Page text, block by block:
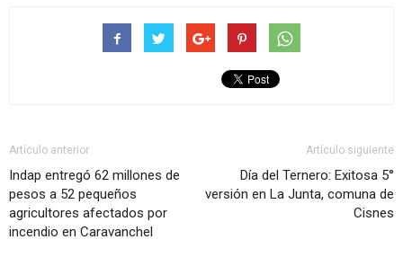
Artículo anterior
Indap entregó 62 millones de
pesos a 52 pequeños
agricultores afectados por
incendio en Caravanchel
Artículo siguiente
Día del Ternero: Exitosa 5°
versión en La Junta, comuna de
Cisnes